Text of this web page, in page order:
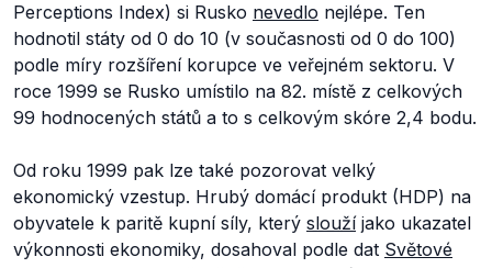
Perceptions Index) si Rusko nevedlo nejlépe. Ten
hodnotil státy od 0 do 10 (v současnosti od 0 do 100)
podle míry rozšíření korupce ve veřejném sektoru. V
roce 1999 se Rusko umístilo na 82. místě z celkových
99 hodnocených států a to s celkovým skóre 2,4 bodu.
Od roku 1999 pak lze také pozorovat velký
ekonomický vzestup. Hrubý domácí produkt (HDP) na
obyvatele k paritě kupní síly, který sloužíjako ukazatel
výkonnosti ekonomiky, dosahoval podle dat Světové